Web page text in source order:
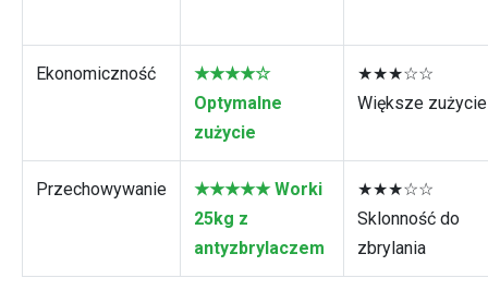
Ekonomiczność
★★★★☆
Optymalne
zużycie
★★★☆☆
Większe zużycie
Przechowywanie
★★★★★ Worki
25kg z
antyzbrylaczem
★★★☆☆
Sklonność do
zbrylania